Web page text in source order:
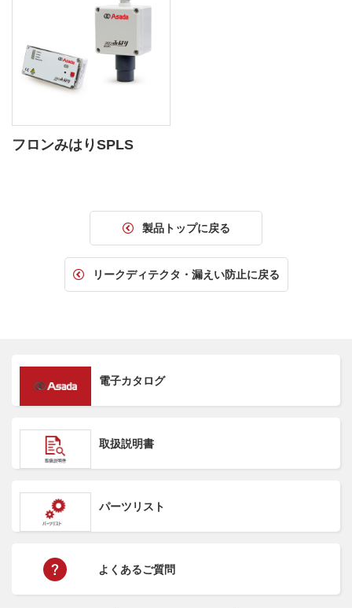
フロンみはりSPLS
製品トップに戻る
リークディテクタ・漏えい防止に戻る
電子カタログ
取扱説明書
パーツリスト
よくあるご質問